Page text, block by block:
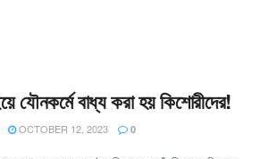
যৌনকর্মে বাধ্য করা হয় কিশোরীদের!
OCTOBER 12, 2023 0